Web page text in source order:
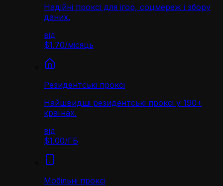
Надійні проксі для ігор, соцмереж і збору
даних.
від
$1.70/місяць
Резидентські проксі
Найшвидші резидентські проксі у 190+
країнах.
від
$1.00/ГБ
Мобільні проксі